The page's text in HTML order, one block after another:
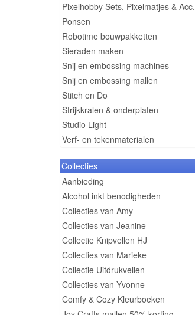
Pixelhobby Sets, Pixelmatjes & Acc.
Ponsen
Robotime bouwpakketten
Sieraden maken
Snij en embossing machines
Snij en embossing mallen
Stitch en Do
Strijkkralen & onderplaten
Studio Light
Verf- en tekenmaterialen
Collecties
Aanbieding
Alcohol inkt benodigheden
Collecties van Amy
Collecties van Jeanine
Collectie Knipvellen HJ
Collecties van Marieke
Collectie Uitdrukvellen
Collecties van Yvonne
Comfy & Cozy Kleurboeken